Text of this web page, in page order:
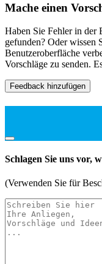
Mache einen
Haben Sie Fehler in der
gefunden? Oder wissen
Benutzeroberfläche
Vorschläge zu senden.
Feedback hinzufügen
Schlagen Sie uns vor,
(Verwenden Sie für